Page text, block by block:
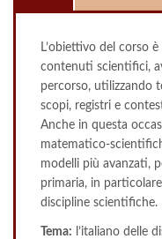
L’obiettivo del corso
contenuti scientifici,
percorso, utilizzando
scopi, registri e
Anche in questa
matematico-
modelli più avanzati,
primaria, in
discipline scientifiche.
Tema: l’italiano delle